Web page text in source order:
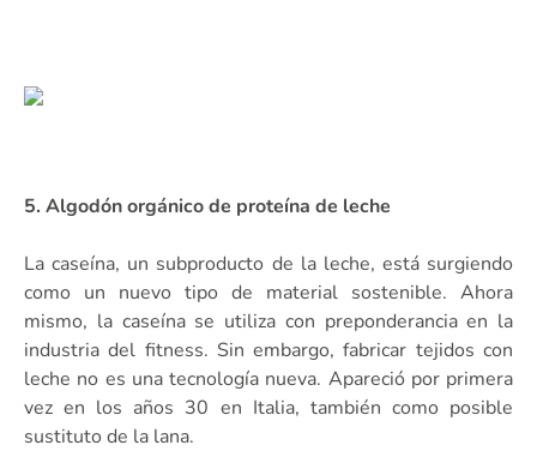
5. Algodón orgánico de proteína de leche
La caseína, un subproducto de la leche, está surgiendo
como un nuevo tipo de material sostenible. Ahora
mismo, la caseína se utiliza con preponderancia en la
industria del fitness. Sin embargo, fabricar tejidos con
leche no es una tecnología nueva. Apareció por primera
vez en los años 30 en Italia, también como posible
sustituto de la lana.